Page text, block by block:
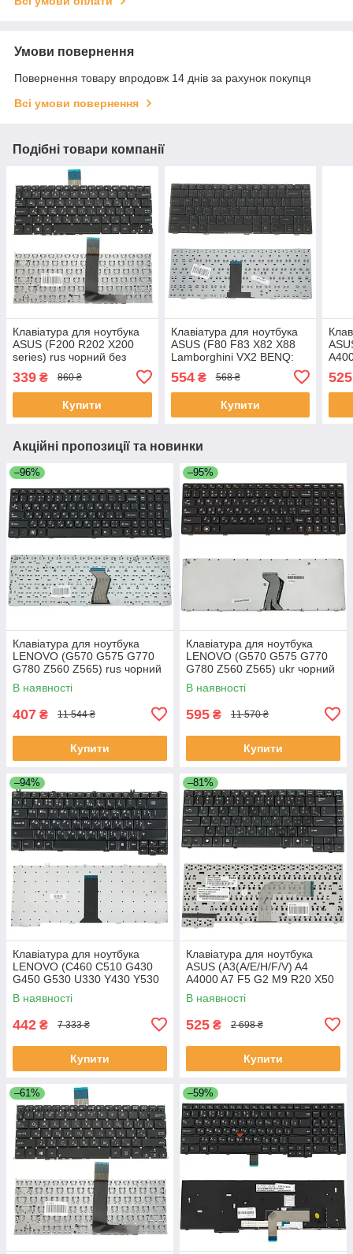
Умови повернення
Повернення товару впродовж 14 днів за рахунок покупця
Всі умови повернення
Подібні товари компанії
Клавіатура для ноутбука
ASUS (F200 R202 X200
series) rus чорний без
339 ₴ 860 ₴
Купити
Клавіатура для ноутбука
ASUS (F80 F83 X82 X88
Lamborghini VX2 BENQ:
554₴ 568 ₴
Купити
525
Акційні пропозиції та новинки
–96%
Клавіатура для ноутбука
LENOVO (G570 G575 G770
G780 Z560 Z565) rus чорний
чорний frame
В наявності
407 ₴ 11 544 ₴
Купити
–95%
Клавіатура для ноутбука
LENOVO (G570 G575 G770
G780 Z560 Z565) ukr чорний
чорний frame
В наявності
595 ₴ 11 570 ₴
Купити
–94%
Клавіатура для ноутбука
LENOVO (C460 C510 G430
G450 G530 U330 Y430 Y530
Y730) rus чорний
В наявності
442 ₴ 7 333 ₴
Купити
–81%
Клавіатура для ноутбука
ASUS (A3(A/E/H/F/V) A4
A4000 A7 F5 G2 M9 R20 X50
Z8 Z8000) rus чорний шлейф
праворуч
В наявності
525 ₴ 2 698 ₴
Купити
–61% –59%